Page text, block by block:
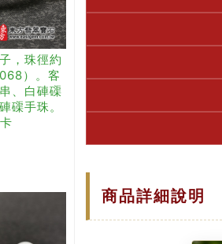
，珠徑約
）。客
、白硨磲
磲手珠。
商品詳細說明